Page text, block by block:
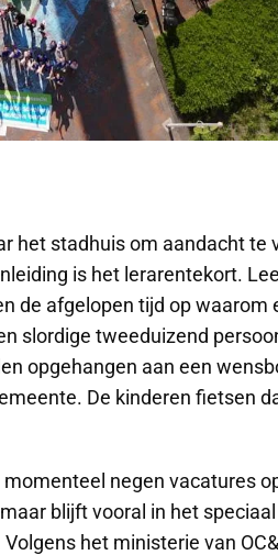
het stadhuis om aandacht te
is het lerarentekort.
de afgelopen tijd op waarom
slordige tweeduizend
opgehangen aan een
De kinderen fietsen
negen vacatures
blijft vooral in het
het ministerie van